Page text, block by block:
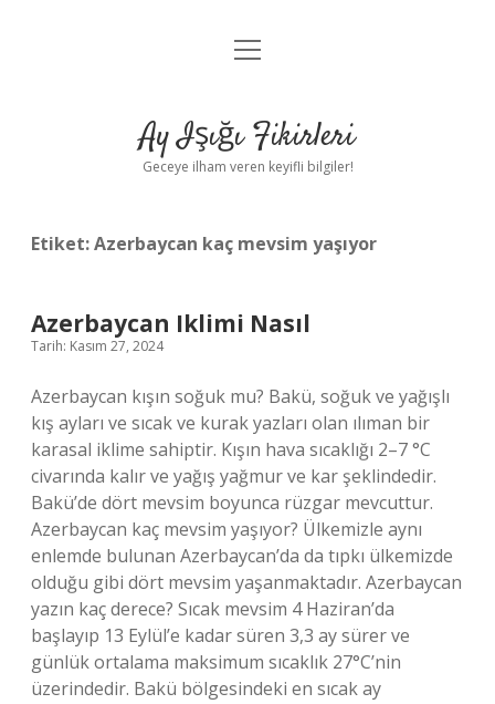
Anasayfa
Yasal Uyarı
menüyü
Ay Işığı Fikirleri
Geceye ilham veren keyifli bilgiler!
Etiket:Azerbaycan kaç mevsim yaşıyor
Azerbaycan Iklimi Nasıl
Tarih: Kasım 27, 2024
Azerbaycan kışın soğuk mu? Bakü, soğuk ve yağışlı
kış ayları ve sıcak ve kurak yazları olan ılıman bir
karasal iklime sahiptir. Kışın hava sıcaklığı 2–7 °C
civarında kalır ve yağış yağmur ve kar şeklindedir.
Bakü’de dört mevsim boyunca rüzgar mevcuttur.
Azerbaycan kaç mevsim yaşıyor? Ülkemizle aynı
enlemde bulunan Azerbaycan’da da tıpkı ülkemizde
olduğu gibi dört mevsim yaşanmaktadır. Azerbaycan
yazın kaç derece? Sıcak mevsim 4 Haziran’da
başlayıp 13 Eylül’e kadar süren 3,3 ay sürer ve
günlük ortalama maksimum sıcaklık 27°C’nin
üzerindedir. Bakü bölgesindeki en sıcak ay